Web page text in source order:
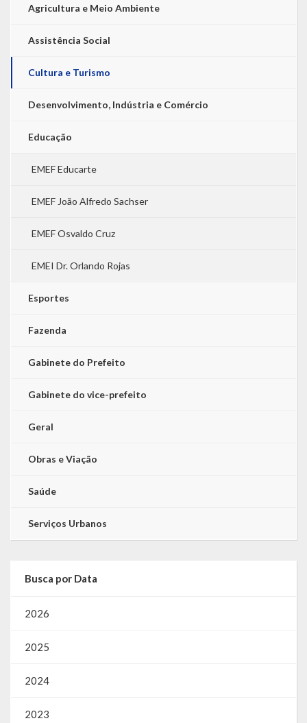
Agricultura e Meio Ambiente
Assistência Social
Cultura e Turismo
Desenvolvimento, Indústria e Comércio
Educação
EMEF Educarte
EMEF João Alfredo Sachser
EMEF Osvaldo Cruz
EMEI Dr. Orlando Rojas
Esportes
Fazenda
Gabinete do Prefeito
Gabinete do vice-prefeito
Geral
Obras e Viação
Saúde
Serviços Urbanos
Busca por Data
2026
2025
2024
2023